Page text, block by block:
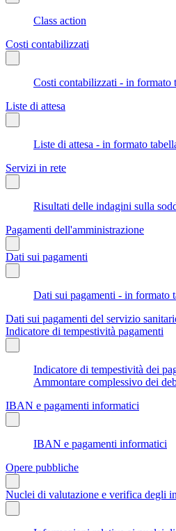
Class action
Costi contabilizzati
Costi contabilizzati - in formato
Liste di attesa
Liste di attesa - in formato
Servizi in rete
Risultati delle indagini sulla
Pagamenti dell'amministrazione
Dati sui pagamenti
Dati sui pagamenti - in formato
Dati sui pagamenti del servizio
Indicatore di tempestività pagamenti
Indicatore di tempestività dei
Ammontare complessivo dei
IBAN e pagamenti informatici
IBAN e pagamenti informatici
Opere pubbliche
Nuclei di valutazione e verifica degli